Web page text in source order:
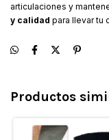
articulaciones y
y calidad para llevar tu
Productos